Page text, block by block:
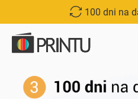
100 dni na